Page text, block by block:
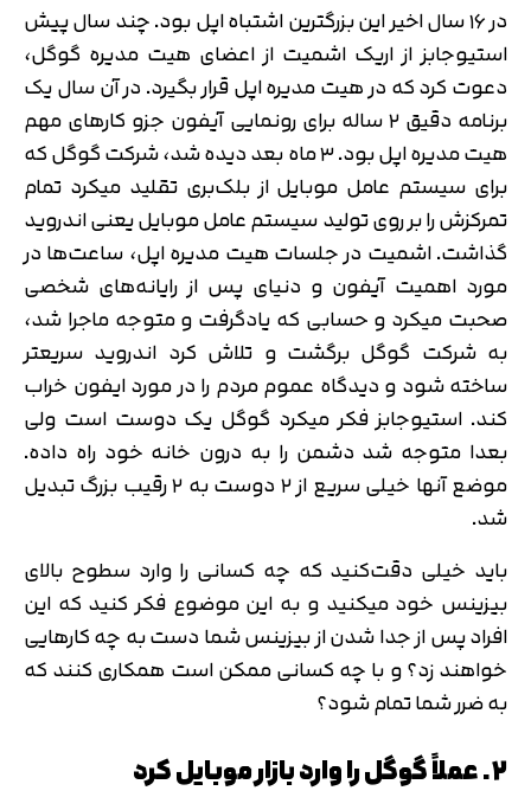
در ۱۶ سال اخیر این بزرگترین اشتباه اپل بود. چند سال پیش
استیوجابز از اریک اشمیت از اعضای هیت مدیره گوگل،
دعوت کرد که در هیت مدیره اپل قرار بگیرد. در آن سال یک
برنامه دقیق ۲ ساله برای رونمایی آیفون جزو کارهای مهم
هیت مدیره اپل بود. ۳ ماه بعد دیده شد، شرکت گوگل که
برای سیستم عامل موبایل از بلک‌بری تقلید میکرد تمام
تمرکزش را بر روی تولید سیستم عامل موبایل یعنی اندروید
گذاشت. اشمیت در جلسات هیت مدیره اپل، ساعت‌ها در
مورد اهمیت آیفون و دنیای پس از رایانه‌های شخصی
صحبت میکرد و حسابی که یادگرفت و متوجه ماجرا شد،
به شرکت گوگل برگشت و تلاش کرد اندروید سریعتر
ساخته شود و دیدگاه عموم مردم را در مورد ایفون خراب
کند. استیوجابز فکر میکرد گوگل یک دوست است ولی
بعدا متوجه شد دشمن را به درون خانه خود راه داده.
موضع آنها خیلی سریع از ۲ دوست به ۲ رقیب بزرگ تبدیل
شد.
باید خیلی دقت‌کنید که چه کسانی را وارد سطوح بالای
بیزینس خود میکنید و به این موضوع فکر کنید که این
افراد پس از جدا شدن از بیزینس شما دست به چه کارهایی
خواهند زد؟ و با چه کسانی ممکن است همکاری کنند که
به ضرر شما تمام شود؟
۲. عملاً گوگل را وارد بازار موبایل کرد